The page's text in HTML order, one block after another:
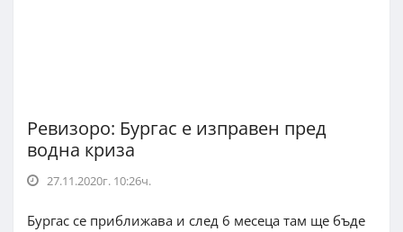
Ревизоро: Бургас е изправен пред
водна криза
27.11.2020г. 10:26ч.
Бургас се приближава и след 6 месеца там ще бъде